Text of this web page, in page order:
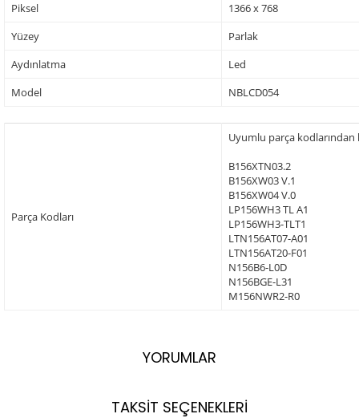
Piksel
1366 x 768
Yüzey
Parlak
Aydınlatma
Led
Model
NBLCD054
Parça Kodları
Uyumlu parça kodlarından
B156XTN03.2
B156XW03 V.1
B156XW04 V.0
LP156WH3 TL A1
LP156WH3-TLT1
LTN156AT07-A01
LTN156AT20-F01
N156B6-L0D
N156BGE-L31
M156NWR2-R0
YORUMLAR
TAKSİT SEÇENEKLERİ